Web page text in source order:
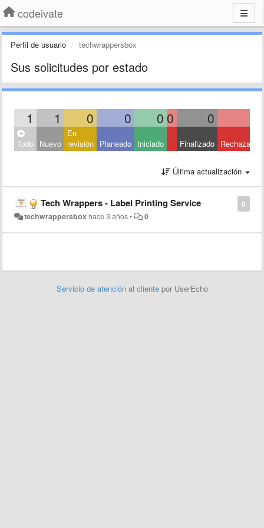
codeivate
Perfil de usuario techwrappersbox
Sus solicitudes por estado
1 1 0 0 0 0 0
Todo Nuevo
En
revisión Planeado Iniciado Finalizado Rechazado
Última actualización
0
Tech Wrappers - Label Printing Service
techwrappersbox hace 3 años• 0
Servicio de atención al cliente por UserEcho